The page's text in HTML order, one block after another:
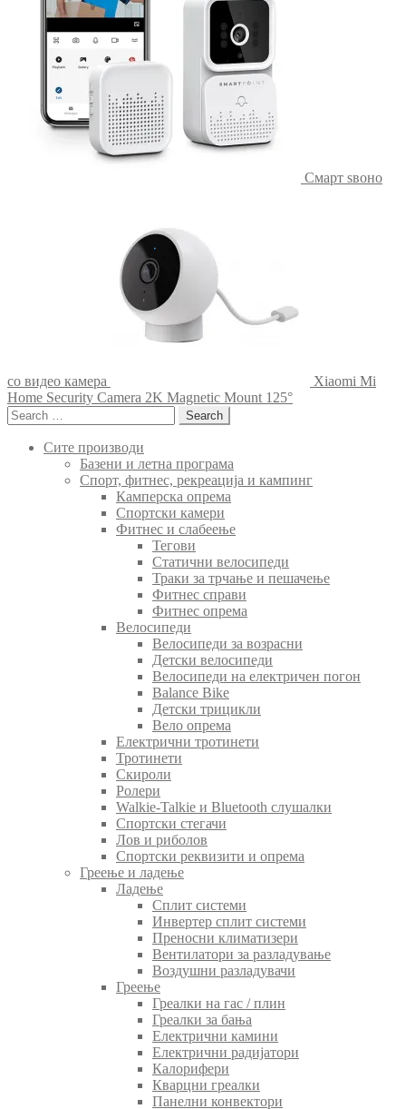
Смарт ѕвоно
со видео камера
Xiaomi Mi
Home Security Camera 2K Magnetic Mount 125°
Search
for:
Сите производи
Базени и летна програма
Спорт, фитнес, рекреација и кампинг
Камперска опрема
Спортски камери
Фитнес и слабеење
Тегови
Статични велосипеди
Траки за трчање и пешачење
Фитнес справи
Фитнес опрема
Велосипеди
Велосипеди за возрасни
Детски велосипеди
Велосипеди на електричен погон
Balance Bike
Детски трицикли
Вело опрема
Електрични тротинети
Тротинети
Скироли
Ролери
Walkie-Talkie и Bluetooth слушалки
Спортски стегачи
Лов и риболов
Спортски реквизити и опрема
Греење и ладење
Ладење
Сплит системи
Инвертер сплит системи
Преносни климатизери
Вентилатори за разладување
Воздушни разладувачи
Греење
Греалки на гас / плин
Греалки за бања
Електрични камини
Електрични радијатори
Калорифери
Кварцни греалки
Панелни конвектори